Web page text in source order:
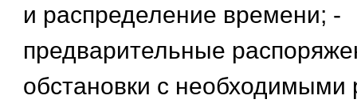
и распределение времени; -
предварительные
обстановки с необходимыми